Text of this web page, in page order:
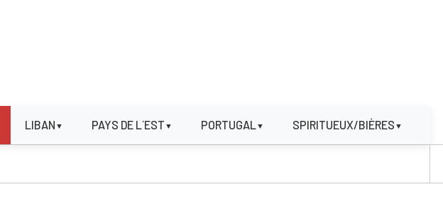
LIBAN ▼ PAYS DE L´EST ▼ PORTUGAL▼ SPIRITUEUX/BIÈRES ▼